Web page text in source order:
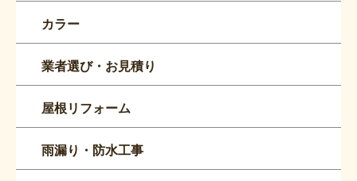
カラー
業者選び・お見積り
屋根リフォーム
雨漏り・防水工事